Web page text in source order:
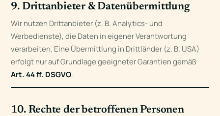
9. Drittanbieter & Datenübermittlung
Wir nutzen Drittanbieter (z. B. Analytics- und
Werbedienste), die Daten in eigener Verantwortung
verarbeiten. Eine Übermittlung in Drittländer (z. B. USA)
erfolgt nur auf Grundlage geeigneter Garantien gemäß
Art. 44 ff. DSGVO.
10. Rechte der betroffenen Personen